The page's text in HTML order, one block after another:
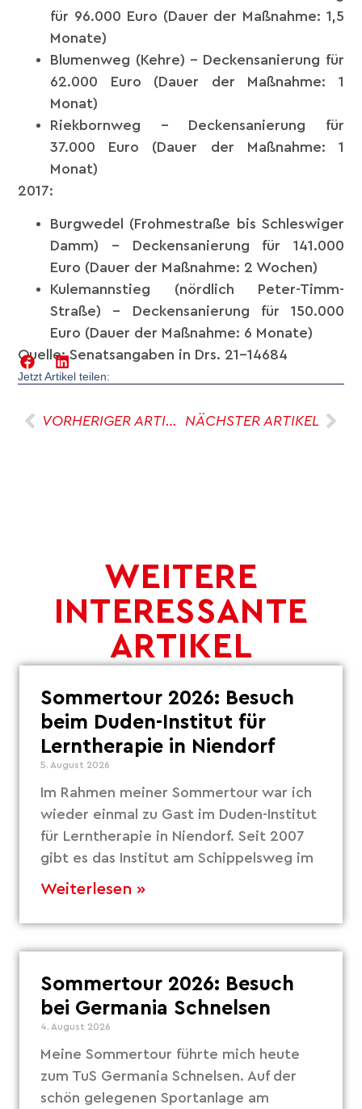
für 96.000 Euro (Dauer der Maßnahme: 1,5
Monate)
Blumenweg (Kehre) – Deckensanierung für
62.000 Euro (Dauer der Maßnahme: 1
Monat)
Riekbornweg – Deckensanierung für
37.000 Euro (Dauer der Maßnahme: 1
Monat)
2017:
Burgwedel (Frohmestraße bis Schleswiger
Damm) – Deckensanierung für 141.000
Euro (Dauer der Maßnahme: 2 Wochen)
Kulemannstieg (nördlich Peter-Timm-
Straße) – Deckensanierung für 150.000
Euro (Dauer der Maßnahme: 6 Monate)
Quelle: Senatsangaben in Drs. 21-14684
Jetzt Artikel teilen:
VORHERIGER ARTIKEL NÄCHSTER ARTIKEL
WEITERE
INTERESSANTE
ARTIKEL
Sommertour 2026: Besuch
beim Duden-Institut für
Lerntherapie in Niendorf
5. August 2026
Im Rahmen meiner Sommertour war ich
wieder einmal zu Gast im Duden-Institut
für Lerntherapie in Niendorf. Seit 2007
gibt es das Institut am Schippelsweg im
Weiterlesen »
Sommertour 2026: Besuch
bei Germania Schnelsen
4. August 2026
Meine Sommertour führte mich heute
zum TuS Germania Schnelsen. Auf der
schön gelegenen Sportanlage am